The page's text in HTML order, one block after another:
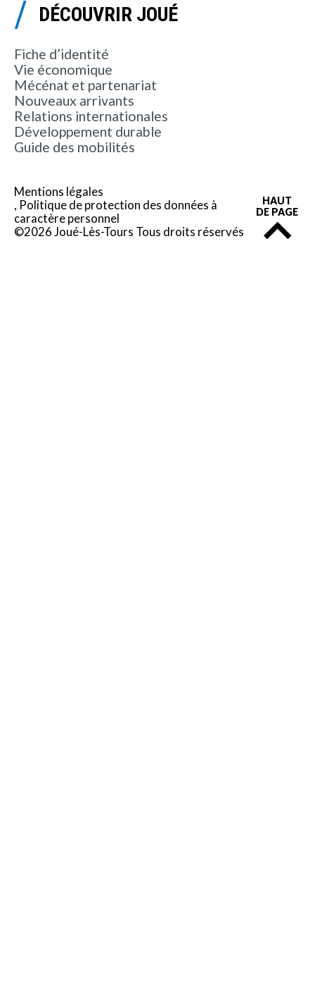
DÉCOUVRIR JOUÉ
Fiche d’identité
Vie économique
Mécénat et partenariat
Nouveaux arrivants
Relations internationales
Développement durable
Guide des mobilités
Mentions légales
Politique de protection des données à
caractère personnel
©2026 Joué-Lès-Tours Tous droits réservés
HAUT
DE PAGE